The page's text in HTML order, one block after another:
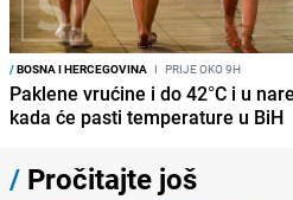
/BOSNA I HERCEGOVINA I PRIJE OKO 9H
Paklene vrućine i do 42°C i u
kada će pasti temperature u BiH
/ Pročitajte još